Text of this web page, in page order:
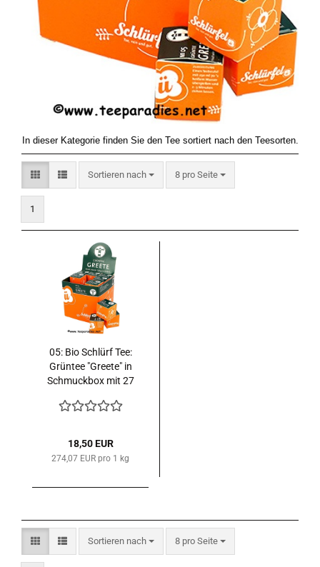
In dieser Kategorie finden Sie den Tee sortiert nach den Teesorten.
Sortieren nach
Sortieren nach 8 pro Seite
pro Seite
1
05: Bio Schlürf Tee:
Grüntee "Greete" in
Schmuckbox mit 27
18,50 EUR
274,07 EUR pro 1 kg
Sortieren nach
Sortieren nach 8 pro Seite
pro Seite